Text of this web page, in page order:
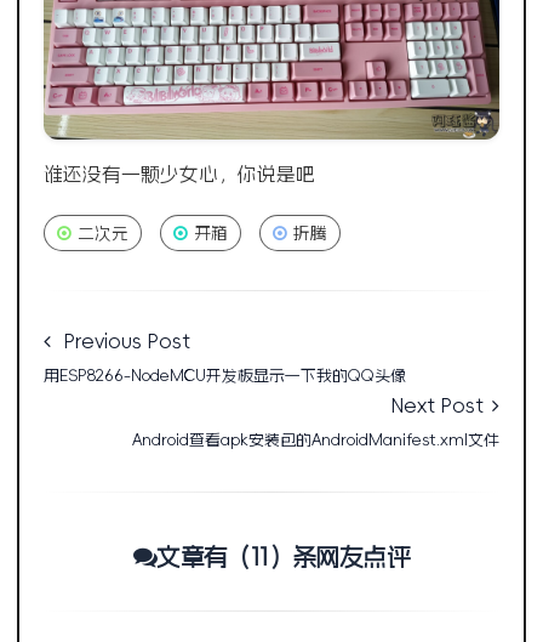
谁还没有一颗少女心，你说是吧
二次元 开箱 折腾
Previous Post
用ESP8266-NodeMCU开发板显示一下我的QQ头像
Next Post
Android查看apk安装包的AndroidManifest.xml文件
文章有（11）条网友点评